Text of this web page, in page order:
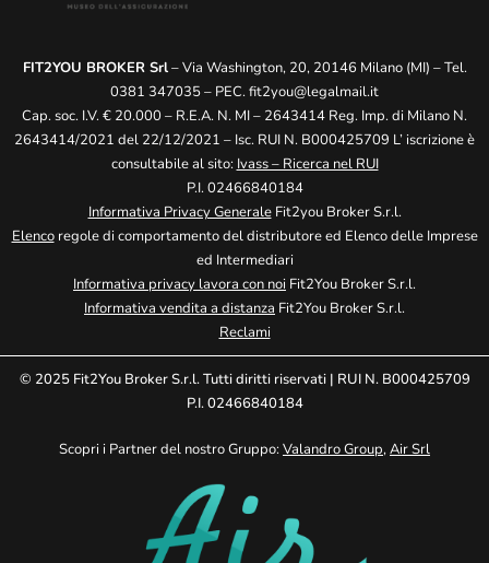
FIT2YOU BROKER Srl– Via Washington, 20, 20146 Milano (MI) – Tel.
0381 347035 – PEC. fit2you@legalmail.it
Cap. soc. I.V. € 20.000 – R.E.A. N. MI – 2643414 Reg. Imp. di Milano N.
2643414/2021 del 22/12/2021 – Isc. RUI N. B000425709 L’ iscrizione è
consultabile al sito: Ivass – Ricerca nel RUI
P.I. 02466840184
Informativa Privacy GeneraleFit2you Broker S.r.l.
Elencoregole di comportamento del distributore ed Elenco delle Imprese
ed Intermediari
Informativa privacy lavora con noi Fit2You Broker S.r.l.
Informativa vendita a distanza Fit2You Broker S.r.l.
Reclami
© 2025 Fit2You Broker S.r.l. Tutti diritti riservati | RUI N. B000425709
P.I. 02466840184
Scopri i Partner del nostro Gruppo: Valandro Group,Air Srl